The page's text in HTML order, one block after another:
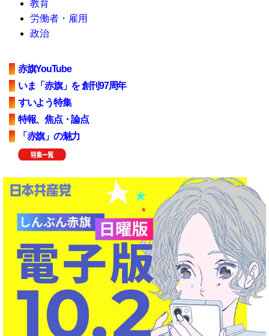
教育
労働者・雇用
政治
赤旗YouTube
いま「赤旗」を 創刊97周年
すいよう特集
特報、焦点・論点
「赤旗」の魅力